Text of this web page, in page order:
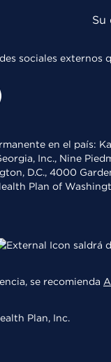
Su
sociales externos
en el país:
Inc., Nine
D.C., 4000
Plan of
saldrá
se recomienda
Plan, Inc.